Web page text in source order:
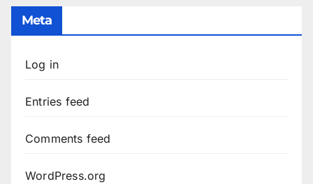
Meta
Log in
Entries feed
Comments feed
WordPress.org